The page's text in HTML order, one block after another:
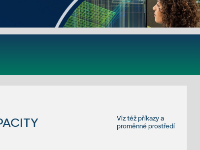
Viz téžpříkazya
proměnné prostředí